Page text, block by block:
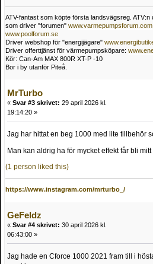
ATV-fantast som köpte första landsvägsreg.
som driver "forumen" www.varmepumpsforum.com
www.poolforum.se
Driver webshop för "energijägare"
Driver offerttjänst för värmepumpsköpare:
Kör: Can-Am MAX 800R XT-P -10
Bor i by utanför Piteå.
MrTurbo
« Svar #3 skrivet: 29 april 2026 kl.
19:14:20 »
Jag har hittat en beg 1000 med lite tillbehör
Man kan aldrig ha för mycket effekt får bli
(1 person liked this)
https://www.instagram.com/mrturbo_/
GeFeldz
« Svar #4 skrivet: 30 april 2026 kl.
06:43:00 »
Jag hade en Cforce 1000 2021 fram till i